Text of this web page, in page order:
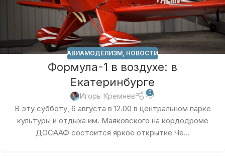
АВИАМОДЕЛИЗМ НОВОСТИ
Формула-1 в воздухе: в
Екатеринбурге
Игорь Кремнев 0
В эту субботу, 6 августа в 12.00 в центральном парке
культуры и отдыха им. Маяковского на кордодроме
ДОСААФ состоится яркое открытие Че...